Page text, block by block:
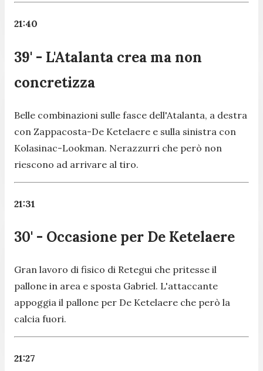
21:40
39' - L'Atalanta crea ma non
concretizza
Belle combinazioni sulle fasce dell'Atalanta, a destra
con Zappacosta-De Ketelaere e sulla sinistra con
Kolasinac-Lookman. Nerazzurri che però non
riescono ad arrivare al tiro.
21:31
30' - Occasione per De Ketelaere
Gran lavoro di fisico di Retegui che pritesse il
pallone in area e sposta Gabriel. L'attaccante
appoggia il pallone per De Ketelaere che però la
calcia fuori.
21:27